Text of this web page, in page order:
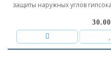
защиты наружных углов